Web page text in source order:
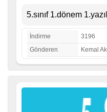
5.sınıf 1.dönem
İndirme
3196
Gönderen
Kemal